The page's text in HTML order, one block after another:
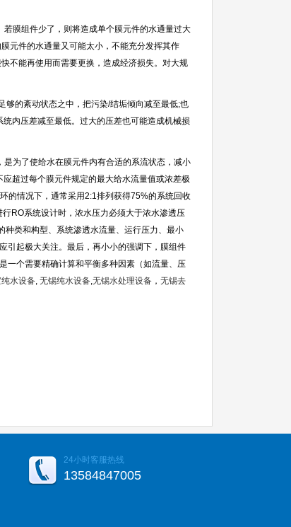
膜组件少了，则将造成单个膜元件的水通量过大
元件的水通量又可能太小，不能充分发挥其作
不能再使用而需要更换，造成经济损失。对大规
够的紊动状态之中，把污染/结垢倾向减至最低;也
统内压差减至最低。过大的压差也可能造成机械损
为了使给水在膜元件内有合适的系流状态，减小
超过每个膜元件规定的最大给水流量值或浓差极
的情况下，通常采用2:1排列获得75%的系统回收
行RO系统设计时，浓水压力必须大于浓水渗透压
种类和构型、系统渗透水流量、运行压力、最小
引起极大关注。最后，再小小的强调下，膜组件
一个需要精确计算和平衡多种因素（如流量、压
水设备, 无锡纯水设备,无锡水处理设备 ， 无锡去
24小时客服热线
13584847005